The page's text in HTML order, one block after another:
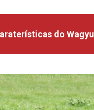
do Wagyu